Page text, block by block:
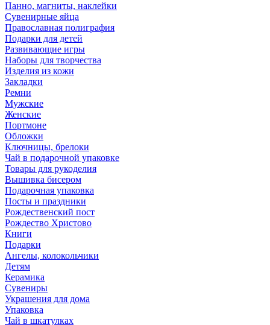
Панно, магниты, наклейки
Сувенирные яйца
Православная полиграфия
Подарки для детей
Развивающие игры
Наборы для творчества
Изделия из кожи
Закладки
Ремни
Мужские
Женские
Портмоне
Обложки
Ключницы, брелоки
Чай в подарочной упаковке
Товары для рукоделия
Вышивка бисером
Подарочная упаковка
Посты и праздники
Рождественский пост
Рождество Христово
Книги
Подарки
Ангелы, колокольчики
Детям
Керамика
Сувениры
Украшения для дома
Упаковка
Чай в шкатулках